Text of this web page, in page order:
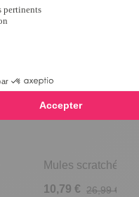
Mules scratchées
10,79 € 26,99 €